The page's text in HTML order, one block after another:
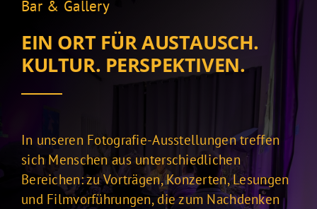
Bar & Gallery
EIN ORT FÜR AUSTAUSCH.
KULTUR. PERSPEKTIVEN.
In unseren Fotografie-Ausstellungen treffen
sich Menschen aus unterschiedlichen
Bereichen: zu Vorträgen, Konzerten, Lesungen
und Filmvorführungen, die zum Nachdenken